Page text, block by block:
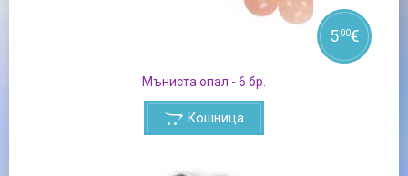
Мъниста опал - 6 бр.
500€
Кошница